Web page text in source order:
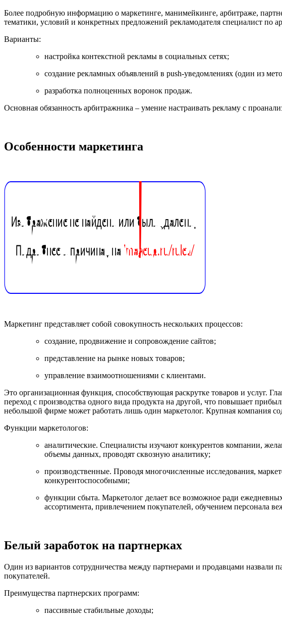
Более подробную информацию о маркетинге, манимейкинге, арбитраже,
тематики, условий и конкретных предложений рекламодателя специалист по
Варианты:
настройка контекстной рекламы в социальных сетях;
создание рекламных объявлений в push-уведомлениях (один из
разработка полноценных воронок продаж.
Основная обязанность арбитражника – умение настраивать рекламу с
Особенности маркетинга
Маркетинг представляет собой совокупность нескольких процессов:
создание, продвижение и сопровождение сайтов;
представление на рынке новых товаров;
управление взаимоотношениями с клиентами.
Это организационная функция, способствующая раскрутке товаров и услуг.
переход с производства одного вида продукта на другой, что повышает
небольшой фирме может работать лишь один маркетолог. Крупная компания
Функции маркетологов:
аналитические. Специалисты изучают конкурентов компании,
объемы данных, проводят сквозную аналитику;
производственные. Проводя многочисленные исследования,
конкурентоспособными;
функции сбыта. Маркетолог делает все возможное ради
ассортимента, привлечением покупателей, обучением персонала
Белый заработок на партнерках
Один из вариантов сотрудничества между партнерами и продавцами назвали
покупателей.
Преимущества партнерских программ:
пассивные стабильные доходы;